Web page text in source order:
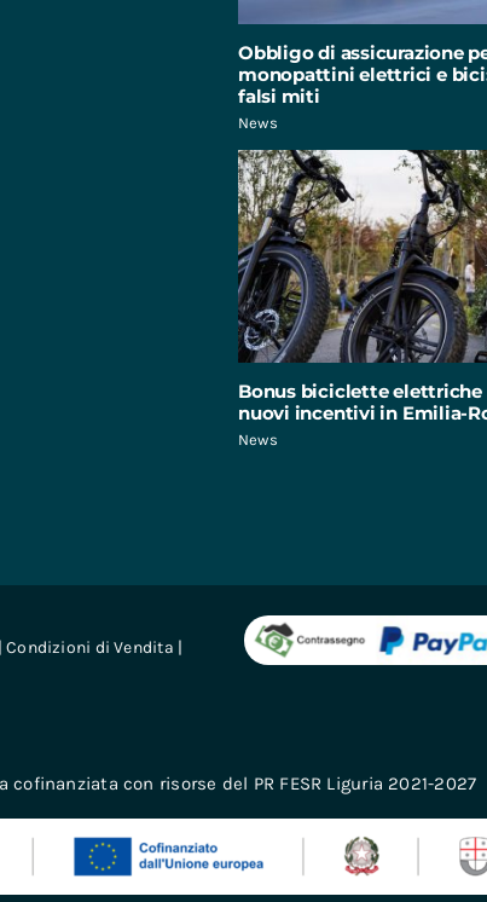
Obbligo di assicurazione
monopattini elettrici e
falsi miti
News
Bonus biciclette elettriche
nuovi incentivi in Emilia-
News
Condizioni di Vendita |
cofinanziata con risorse del PR FESR Liguria 2021-2027